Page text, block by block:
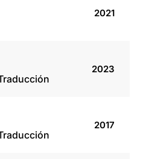
2021
2023
2017